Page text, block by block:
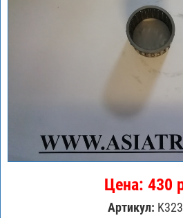
Цена: 430
Артикул: